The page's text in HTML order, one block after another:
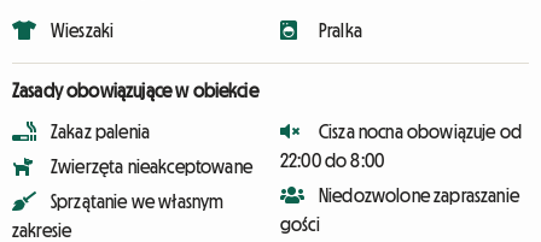
Wieszaki Pralka
Zasady obowiązujące w obiekcie
Zakaz palenia
Zwierzęta nieakceptowane
Sprzątanie we własnym
zakresie
Cisza nocna obowiązuje od
22:00 do 8:00
Niedozwolone zapraszanie
gości